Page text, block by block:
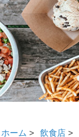
ホーム > 飲食店 >